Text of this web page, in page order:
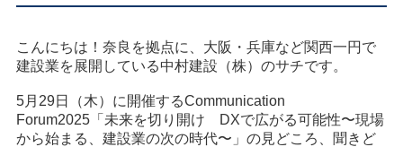
こんにちは！奈良を拠点に、大阪・兵庫など関西一円で
建設業を展開している中村建設（株）のサチです。
5月29日（木）に開催するCommunication
Forum2025「未来を切り開け DXで広がる可能性〜現場
から始まる、建設業の次の時代〜」の見どころ、聞きど